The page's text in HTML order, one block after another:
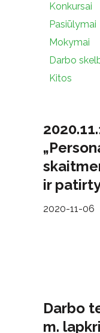
Konkursai
Pasiūlymai
Mokymai
Darbo
Kitos
ir
2020-11-06
Darbo
m.